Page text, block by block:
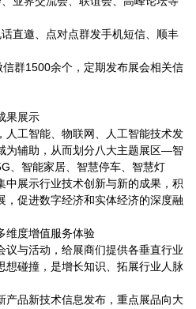
直邀、点对点群发手机短信、顺丰
群1500余个，定期发布展会相关信
果展示
人工智能、物联网、人工智能技术发
为辅助，从而划分八大主题展区—智
、智能家居、智慧停车、智慧灯
中展示行业技术创新与新的成果，积
，促进数字经济和实体经济的深度融
维度增值服务体验
议与活动，给展商们提供各垂直行业
想碰撞，是增长知识、拓展行业人脉
产品新技术信息发布，重点展品向大